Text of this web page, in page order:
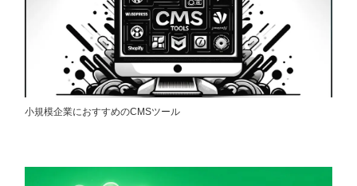
小規模企業におすすめのCMSツール